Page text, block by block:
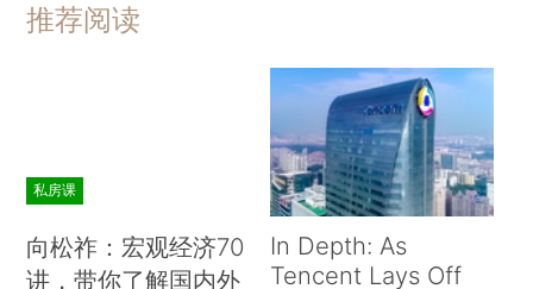
推荐阅读
私房课
向松祚：宏观经济70
讲，带你了解国内外
In Depth: As
Tencent Lays Off